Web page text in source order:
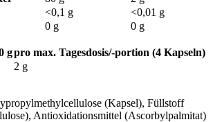
<0,1 g
<0,01 g
0 g
0 g
gpro max. Tagesdosis/-portion (4 Kapseln)
2 g
(Kapsel), Füllstoff
Antioxidationsmittel (Ascorbylpalmitat)